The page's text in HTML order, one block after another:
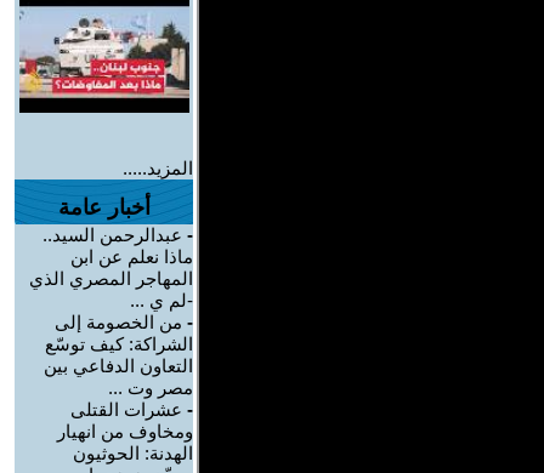
المزيد.....
أخبار عامة
- عبدالرحمن السيد..
ماذا نعلم عن ابن
المهاجر المصري الذي
-لم ي ...
- من الخصومة إلى
الشراكة: كيف توسّع
التعاون الدفاعي بين
مصر وت ...
- عشرات القتلى
ومخاوف من انهيار
الهدنة: الحوثيون